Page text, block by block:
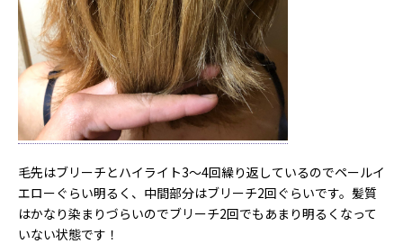
毛先はブリーチとハイライト3〜4回繰り返しているのでペールイ
エローぐらい明るく、中間部分はブリーチ2回ぐらいです。髪質
はかなり染まりづらいのでブリーチ2回でもあまり明るくなって
いない状態です！